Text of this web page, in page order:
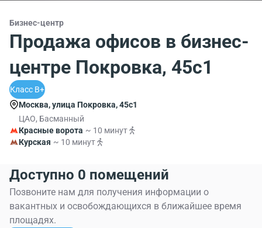
Бизнес-центр
Продажа офисов в бизнес-
центре Покровка, 45с1
Класс B+
Москва, улица Покровка, 45с1
ЦАО, Басманный
Красные ворота ~ 10 минут
Курская ~ 10 минут
Доступно 0 помещений
Позвоните нам для получения информации о
вакантных и освобождающихся в ближайшее время
площадях.